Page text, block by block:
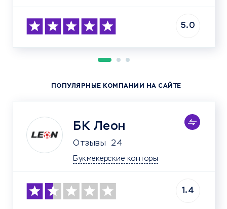
5.0
ПОПУЛЯРНЫЕ КОМПАНИИ НА САЙТЕ
БК Леон
Отзывы 24
Букмекерские конторы
1.4